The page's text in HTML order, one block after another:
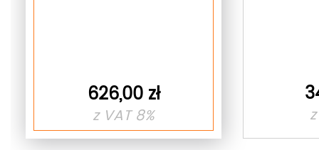
626,00 zł
z VAT 8%